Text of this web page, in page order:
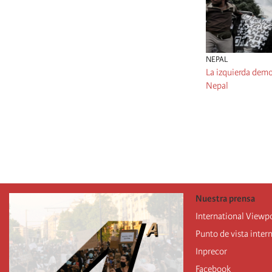
NEPAL
La izquierda
Nepal
Nuestra prensa
International
Punto de vista
Inprecor
Facebook